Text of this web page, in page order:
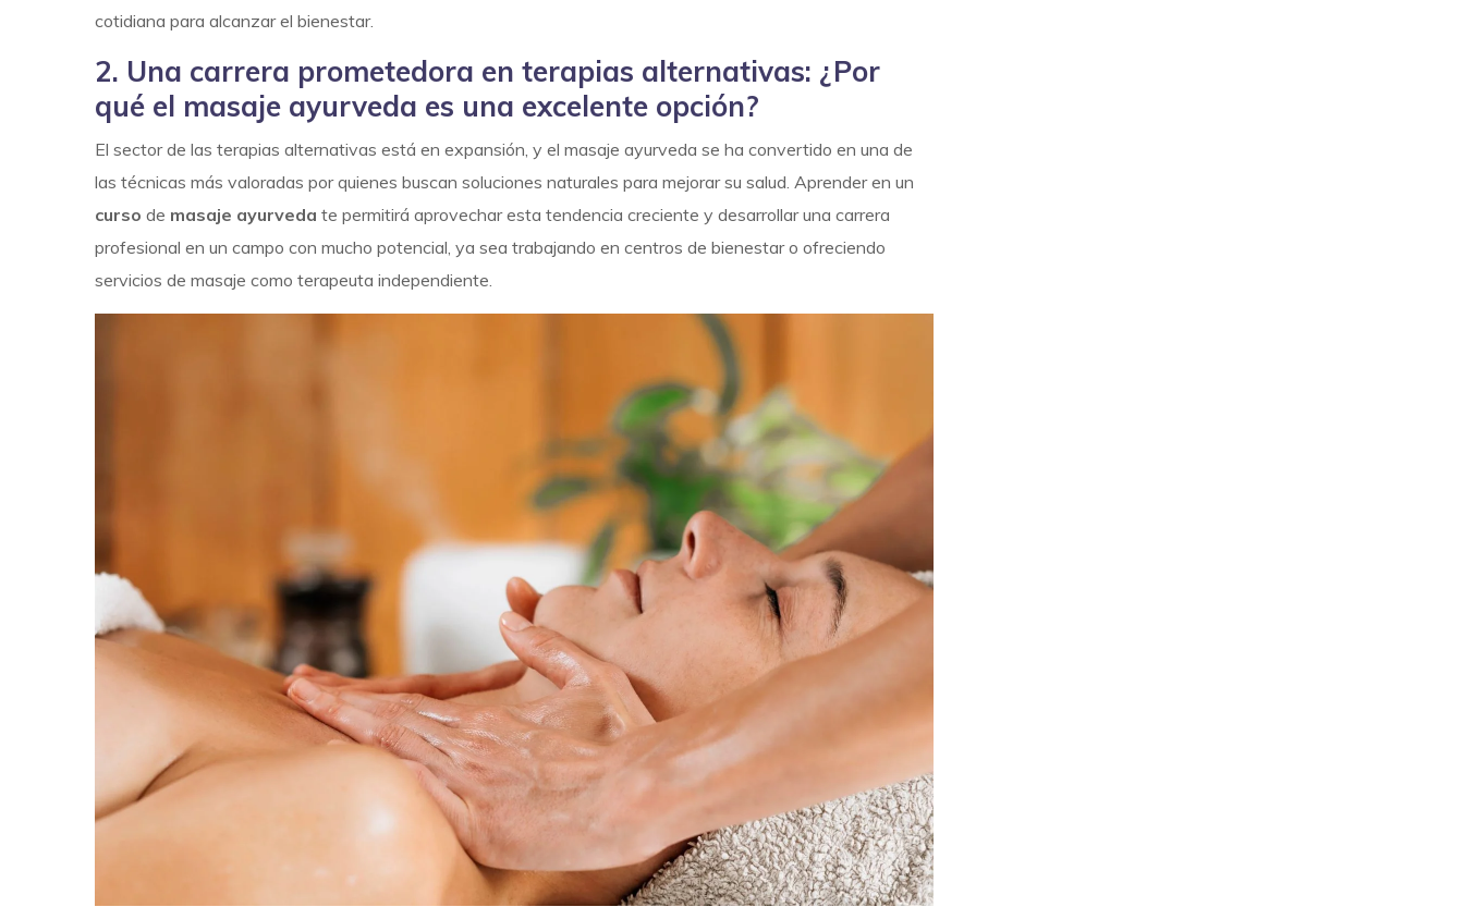
cotidiana para alcanzar el bienestar.
2. Una carrera prometedora en terapias alternativas: ¿Por
qué el masaje ayurveda es una excelente opción?
El sector de las terapias alternativas está en expansión, y el masaje ayurveda se ha convertido en una de
las técnicas más valoradas por quienes buscan soluciones naturales para mejorar su salud. Aprender en un
curso de masaje ayurveda te permitirá aprovechar esta tendencia creciente y desarrollar una carrera
profesional en un campo con mucho potencial, ya sea trabajando en centros de bienestar o ofreciendo
servicios de masaje como terapeuta independiente.